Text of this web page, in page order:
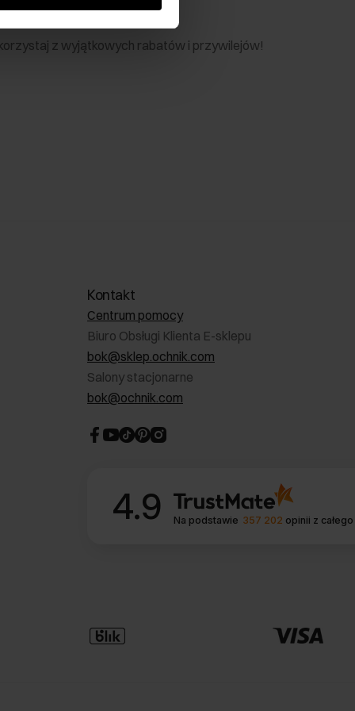
z wyjątkowych rabatów i przywilejów!
Kontakt
Centrum pomocy
Biuro Obsługi Klienta E-sklepu
bok@sklep.ochnik.com
Salony stacjonarne
bok@ochnik.com
4.9 Na podstawie 357 202 opinii z